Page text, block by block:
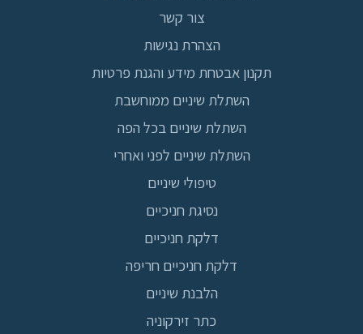
צור קשר
הצהרת נגישות
תקנון אבטחת מידע והגנת פרטיות
השתלת שיניים ממוחשבת
השתלת שיניים בכל הפה
השתלת שיניים לפני ואחרי
טיפולי שיניים
נסיגת חניכיים
דלקת חניכיים
דלקת חניכיים חריפה
הלבנת שיניים
כתר זירקוניה